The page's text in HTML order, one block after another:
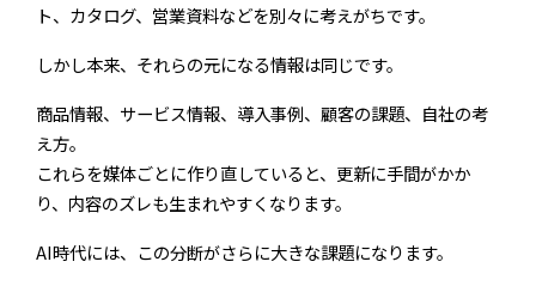
ト、カタログ、営業資料などを別々に考えがちです。
しかし本来、それらの元になる情報は同じです。
商品情報、サービス情報、導入事例、顧客の課題、自社の考
え方。
これらを媒体ごとに作り直していると、更新に手間がかか
り、内容のズレも生まれやすくなります。
AI時代には、この分断がさらに大きな課題になります。